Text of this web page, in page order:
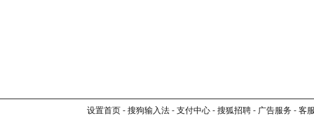
设置首页 - 搜狗输入法 - 支付中心 - 搜狐招聘 - 广告服务 - 客